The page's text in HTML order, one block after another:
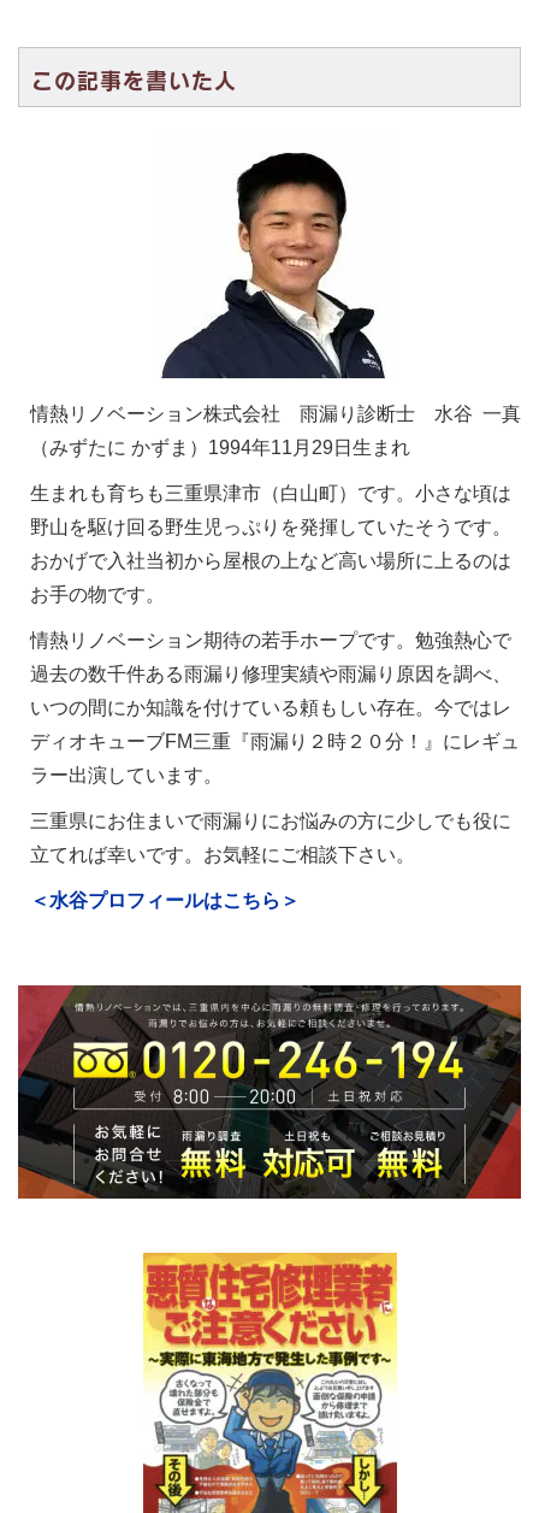
この記事を書いた人
情熱リノベーション株式会社 雨漏り診断士 水谷 一真
（みずたに かずま）1994年11月29日生まれ
生まれも育ちも三重県津市（白山町）です。小さな頃は
野山を駆け回る野生児っぷりを発揮していたそうです。
おかげで入社当初から屋根の上など高い場所に上るのは
お手の物です。
情熱リノベーション期待の若手ホープです。勉強熱心で
過去の数千件ある雨漏り修理実績や雨漏り原因を調べ、
いつの間にか知識を付けている頼もしい存在。今ではレ
ディオキューブFM三重『雨漏り２時２０分！』にレギュ
ラー出演しています。
三重県にお住まいで雨漏りにお悩みの方に少しでも役に
立てれば幸いです。お気軽にご相談下さい。
＜水谷プロフィールはこちら＞